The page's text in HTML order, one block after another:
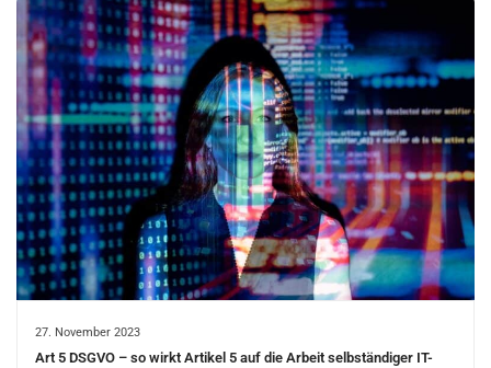
27. November 2023
Art 5 DSGVO – so wirkt Artikel 5 auf die Arbeit selbständiger IT-